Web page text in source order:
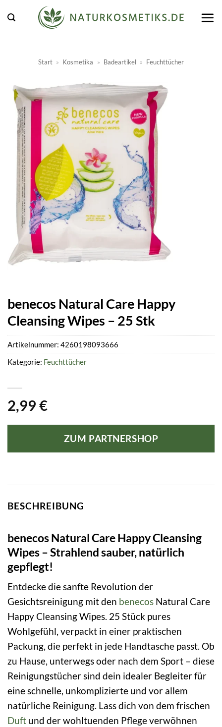
Inhalt
Start » Kosmetika » Badeartikel » Feuchttücher
benecos Natural Care Happy
Cleansing Wipes – 25 Stk
2,99 €
ZUM PARTNERSHOP
Artikelnummer: 4260198093666
Kategorie: Feuchttücher
BESCHREIBUNG
benecos Natural Care Happy Cleansing
Wipes – Strahlend sauber, natürlich
gepflegt!
Entdecke die sanfte Revolution der
Gesichtsreinigung mit den benecos Natural Care
Happy Cleansing Wipes. 25 Stück pures
Wohlgefühl, verpackt in einer praktischen
Packung, die perfekt in jede Handtasche passt. Ob
zu Hause, unterwegs oder nach dem Sport – diese
Reinigungstücher sind dein idealer Begleiter für
eine schnelle, unkomplizierte und vor allem
natürliche Reinigung. Lass dich von dem frischen
Duft und der wohltuenden Pflege verwöhnen